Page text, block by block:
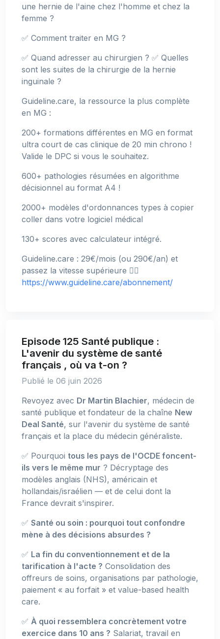
une hernie de l'aine chez l'homme et chez la
femme ?
✅ Comment traiter en MG ?
✅ Quand adresser au chirurgien ? ✅ Quelles
sont les suites de la chirurgie de la hernie
inguinale ?
Guideline.care, la ressource la plus complète
en MG :
200+ formations différentes en MG en format
ultra court de cas clinique de 20 min chrono !
Valide le DPC si vous le souhaitez.
600+ pathologies résumées en algorithme
décisionnel au format A4 !
2000+ modèles d'ordonnances types à copier
coller dans votre logiciel médical
130+ scores avec calculateur intégré.
Guideline.care : 29€/mois (ou 290€/an) et
passez la vitesse supérieure 👉🏻
https://www.guideline.care/abonnement/
Episode 125 Santé publique :
L'avenir du système de santé
français , où va t-on ?
Publié le 06 juin 2026
Revoyez avec Dr Martin Blachier, médecin de
santé publique et fondateur de la chaîne New
Deal Santé, sur l'avenir du système de santé
français et la place du médecin généraliste.
✅ Pourquoi tous les pays de l'OCDE foncent-
ils vers le même mur ? Décryptage des
modèles anglais (NHS), américain et
hollandais/israélien — et de celui dont la
France devrait s'inspirer.
✅ Santé ou soin : pourquoi tout confondre
mène à des décisions absurdes ?
✅ La fin du conventionnement et de la
tarification à l'acte ? Consolidation des
offreurs de soins, organisations par pathologie,
paiement « au forfait » et value-based health
care.
✅ À quoi ressemblera concrètement votre
exercice dans 10 ans ? Salariat, travail en